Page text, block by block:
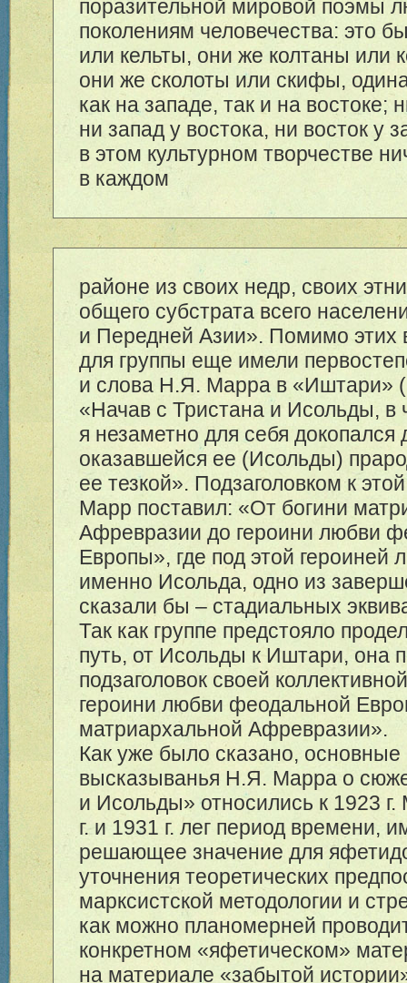
поразительной мировой поэмы
поколениям человечества: это
или кельты, они же колтаны или
они же сколоты или скифы,
как на западе, так и на востоке;
ни запад у востока, ни восток у
в этом культурном творчестве
в каждом
районе из своих недр, своих
общего субстрата всего
и Передней Азии». Помимо этих
для группы еще имели
и слова Н.Я. Марра в «Иштари»
«Начав с Тристана и Исольды, в
я незаметно для себя
оказавшейся ее (Исольды)
ее тезкой». Подзаголовком к
Марр поставил: «От богини
Афревразии до героини любви
Европы», где под этой героиней
именно Исольда, одно из
сказали бы – стадиальных
Так как группе предстояло
путь, от Исольды к Иштари, она
подзаголовок своей
героини любви феодальной
матриархальной Афревразии».
Как уже было сказано,
высказыванья Н.Я. Марра о
и Исольды» относились к 1923
г. и 1931 г. лег период времени,
решающее значение для
уточнения теоретических
марксистской методологии и
как можно планомерней
конкретном «яфетическом»
на материале «забытой